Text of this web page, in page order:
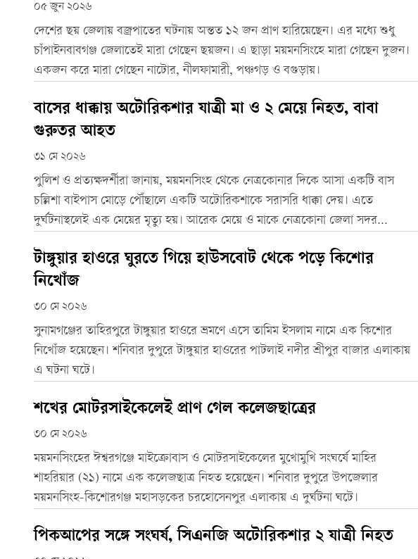
০৫ জুন ২০২৬
দেশের ছয় জেলায় বজ্রপাতের ঘটনায় অন্তত ১২ জন প্রাণ হারিয়েছেন। এর মধ্যে শুধু
চাঁপাইনবাবগঞ্জ জেলাতেই মারা গেছেন ছয়জন। এ ছাড়া ময়মনসিংহে মারা গেছেন দুজন।
একজন করে মারা গেছেন নাটোর, নীলফামারী, পঞ্চগড় ও বগুড়ায়।
বাসের ধাক্কায় অটোরিকশার যাত্রী মা ও ২ মেয়ে নিহত, বাবা
গুরুতর আহত
৩১ মে ২০২৬
পুলিশ ও প্রত্যক্ষদর্শীরা জানায়, ময়মনসিংহ থেকে নেত্রকোনার দিকে আসা একটি বাস
চল্লিশা বাইপাস মোড়ে পৌঁছালে একটি অটোরিকশাকে সরাসরি ধাক্কা দেয়। এতে
দুর্ঘটনাস্থলেই এক মেয়ের মৃত্যু হয়। আরেক মেয়ে ও মাকে নেত্রকোনা জেলা সদর
টাঙ্গুয়ার হাওরে ঘুরতে গিয়ে হাউসবোট থেকে পড়ে কিশোর
নিখোঁজ
৩০ মে ২০২৬
সুনামগঞ্জের তাহিরপুরে টাঙ্গুয়ার হাওরে ভ্রমণে এসে তামিম ইসলাম নামে এক কিশোর
নিখোঁজ হয়েছেন। শনিবার দুপুরে টাঙ্গুয়ার হাওরের পাটলাই নদীর শ্রীপুর বাজার এলাকায়
এ ঘটনা ঘটে।
শখের মোটরসাইকেলেই প্রাণ গেল কলেজছাত্রের
৩০ মে ২০২৬
ময়মনসিংহের ঈশ্বরগঞ্জে মাইক্রোবাস ও মোটরসাইকেলের মুখোমুখি সংঘর্ষে মাহির
শাহরিয়ার (২১) নামে এক কলেজছাত্র নিহত হয়েছেন। শনিবার দুপুরে উপজেলার
ময়মনসিংহ-কিশোরগঞ্জ মহাসড়কের চরহোসেনপুর এলাকায় এ দুর্ঘটনা ঘটে।
পিকআপের সঙ্গে সংঘর্ষ, সিএনজি অটোরিকশার ২ যাত্রী নিহত